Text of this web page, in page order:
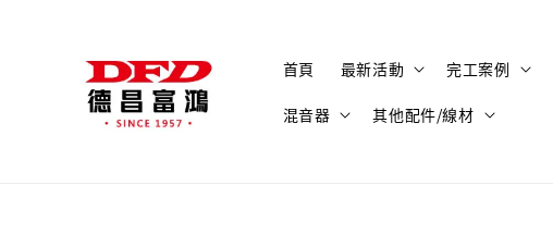
首頁 最新活動 完工案例
混音器 其他配件/線材